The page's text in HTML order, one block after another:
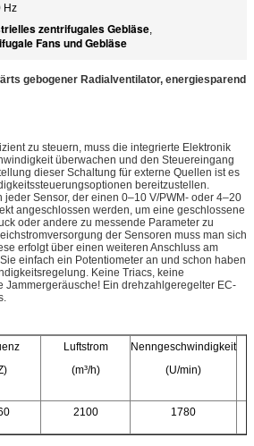
Hz
zentrifugales Gebläse,
Fans und Gebläse
gebogener Radialventilator, energiesparend
zu steuern, muss die integrierte Elektronik
überwachen und den Steuereingang
dieser Schaltung für externe Quellen ist es
bereitzustellen.
jeder Sensor, der einen 0–10 V/PWM- oder 4–20
angeschlossen werden, um eine geschlossene
oder andere zu messende Parameter zu
der Sensoren muss man sich
erfolgt über einen weiteren Anschluss am
einfach ein Potentiometer an und schon haben
Keine Triacs, keine
Jammergeräusche! Ein drehzahlgeregelter EC-
Luftstrom
(m³/h)
Nenngeschwindigkeit
(U/min)
2100 1780